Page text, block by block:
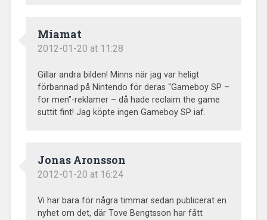
Miamat
2012-01-20 at 11:28
Gillar andra bilden! Minns när jag var heligt
förbannad på Nintendo för deras “Gameboy SP –
for men”-reklamer – då hade reclaim the game
suttit fint! Jag köpte ingen Gameboy SP iaf.
Jonas Aronsson
2012-01-20 at 16:24
Vi har bara för några timmar sedan publicerat en
nyhet om det, där Tove Bengtsson har fått